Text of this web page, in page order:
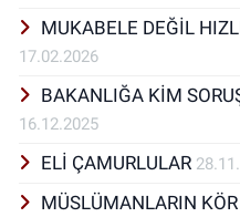
MUKABELE DEĞİL
17.02.2026
BAKANLIĞA KİM
16.12.2025
ELİ ÇAMURLULAR
MÜSLÜMANLARIN